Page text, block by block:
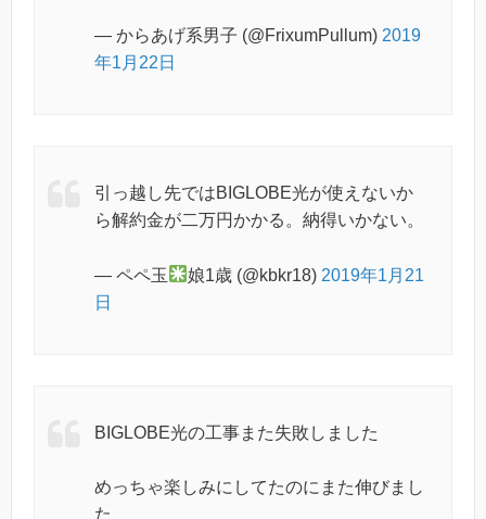
— からあげ系男子 (@FrixumPullum) 2019
年1月22日
引っ越し先ではBIGLOBE光が使えないか
ら解約金が二万円かかる。納得いかない。
— ペペ玉 娘1歳 (@kbkr18) 2019年1月21
日
BIGLOBE光の工事また失敗しました
めっちゃ楽しみにしてたのにまた伸びまし
た